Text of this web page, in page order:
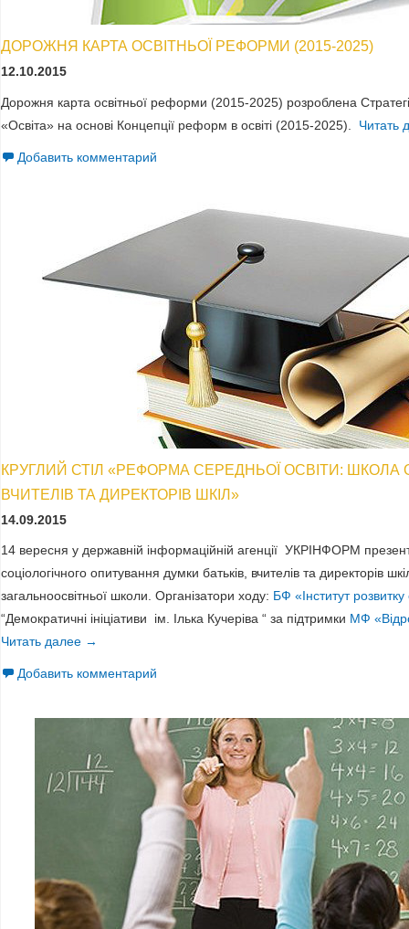
ДОРОЖНЯ КАРТА ОСВІТНЬОЇ РЕФОРМИ (2015-2025)
12.10.2015
Дорожня карта освітньої реформи (2015-2025) розроблена
«Освіта» на основі Концепції реформ в освіті (2015-2025). Читать
Добавить комментарий
КРУГЛИЙ СТІЛ «РЕФОРМА СЕРЕДНЬОЇ ОСВІТИ: ШКОЛА
ВЧИТЕЛІВ ТА ДИРЕКТОРІВ ШКІЛ»
14.09.2015
14 вересня у державній інформаційній агенції УКРІНФОРМ
соціологічного опитування думки батьків, вчителів та директорів
загальноосвітньої школи. Організатори ходу: БФ «Інститут розвитку
“Демократичні ініціативи ім. Ілька Кучеріва “ за підтримки МФ
Читать далее Круглий стіл «Реформа середньої освіти: школа
→
Добавить комментарий